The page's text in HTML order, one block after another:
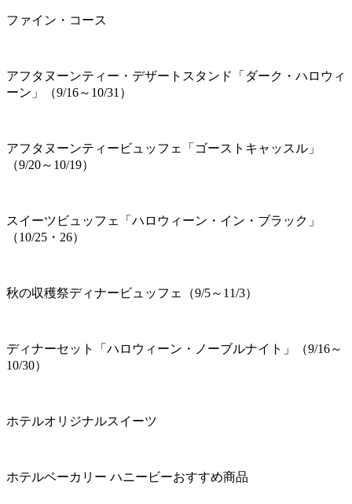
ファイン・コース
アフタヌーンティー・デザートスタンド「ダーク・ハロウィ
ーン」（9/16～10/31）
アフタヌーンティービュッフェ「ゴーストキャッスル」
（9/20～10/19）
スイーツビュッフェ「ハロウィーン・イン・ブラック」
（10/25・26）
秋の収穫祭ディナービュッフェ（9/5～11/3）
ディナーセット「ハロウィーン・ノーブルナイト」（9/16～
10/30）
ホテルオリジナルスイーツ
ホテルベーカリー ハニービーおすすめ商品